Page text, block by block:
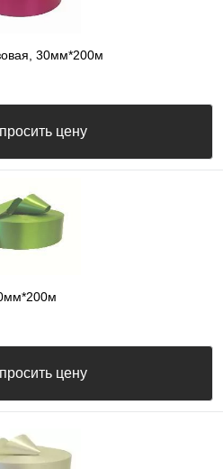
30мм*200м
цену
цену